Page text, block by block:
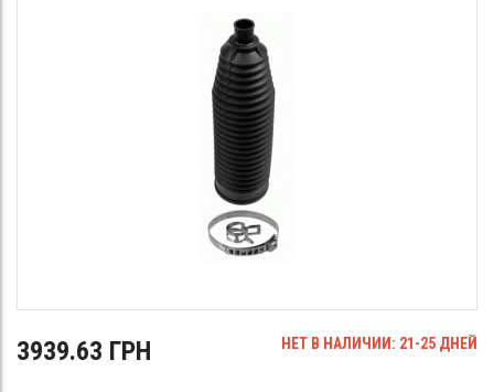
3939.63 ГРН НЕТ В НАЛИЧИИ: 21-25 ДНЕЙ